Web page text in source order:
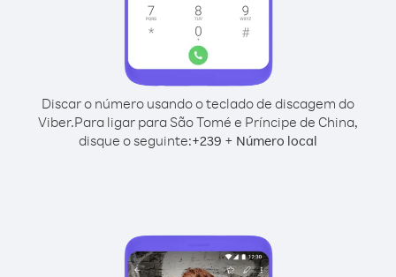
Discar o número usando o teclado de discagem do
Viber.Para ligar para São Tomé e Príncipe de China,
disque o seguinte:+239 + Número local